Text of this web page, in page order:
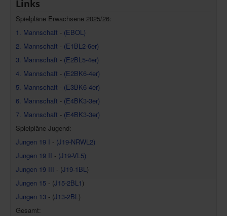
Links
Spielpläne Erwachsene 2025/26:
1. Mannschaft - (EBOL)
2. Mannschaft - (E1BL2-6er)
3. Mannschaft - (E2BL5-4er)
4. Mannschaft - (E2BK6-4er)
5. Mannschaft - (E3BK6-4er)
6. Mannschaft - (E4BK3-3er)
7. Mannschaft - (E4BK3-3er)
Spielpläne Jugend:
Jungen 19 I - (J19-NRWL2)
Jungen 19 II - (J19-VL5)
Jungen 19 III - (J19-1BL)
Jungen 15 - (J15-2BL1)
Jungen 13 - (J13-2BL)
Gesamt: